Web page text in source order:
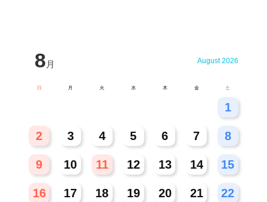
8 月 August 2026
日 月 火 水 木 金 土
1
2 3 4 5 6 7 8
9 10 11 12 13 14 15
16 17 18 19 20 21 22